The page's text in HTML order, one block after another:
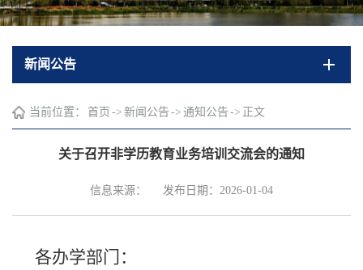
新闻公告
当前位置： 首页 -> 新闻公告 -> 通知公告 -> 正文
关于召开非学历教育业务培训交流会的通知
信息来源： 发布日期：2026-01-04
各办学部门：